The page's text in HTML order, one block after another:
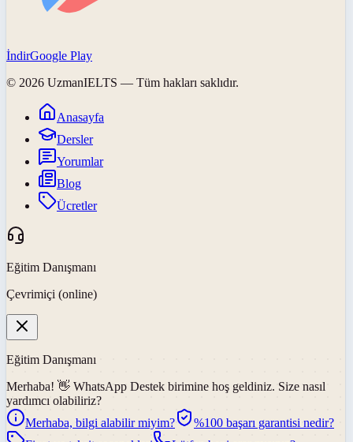
İndirGoogle Play
© 2026 UzmanIELTS — Tüm hakları saklıdır.
Anasayfa
Dersler
Yorumlar
Blog
Ücretler
Eğitim Danışmanı
Çevrimiçi (online)
Eğitim Danışmanı
Merhaba! 👋 WhatsApp Destek birimine hoş geldiniz. Size nasıl
yardımcı olabiliriz?
Merhaba, bilgi alabilir miyim?
%100 başarı garantisi nedir?